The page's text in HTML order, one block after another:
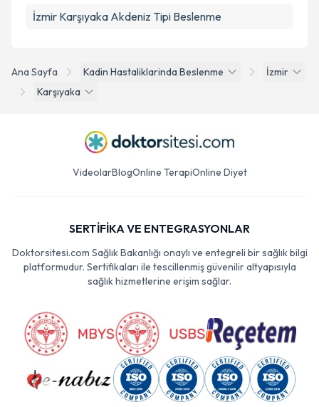
Ana Sayfa Kadin Hastaliklarinda Beslenme
İzmir
Karşıyaka
İzmir Karşıyaka Akdeniz Tipi Beslenme
VideolarBlogOnline TerapiOnline Diyet
SERTİFİKA VE ENTEGRASYONLAR
Doktorsitesi.com Sağlık Bakanlığı onaylı ve entegreli bir sağlık bilgi
platformudur. Sertifikaları ile tescillenmiş güvenilir altyapısıyla
sağlık hizmetlerine erişim sağlar.